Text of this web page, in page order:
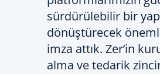
sürdürülebilir bir
dönüştürecek
imza attık. Zer’in
alma ve tedarik